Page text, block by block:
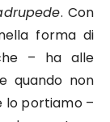
. Con
forma di
– ha alle
quando non
lo portiamo –